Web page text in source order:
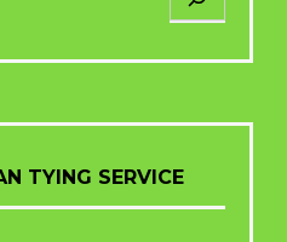
TYING SERVICE